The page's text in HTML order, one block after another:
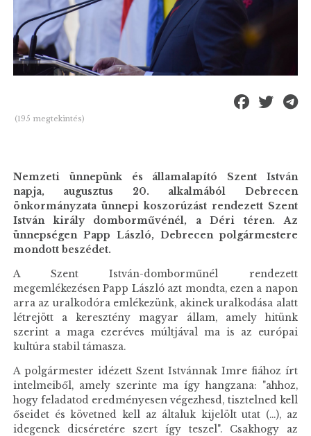
(195 megtekintés)
Nemzeti ünnepünk és államalapító Szent István
napja, augusztus 20. alkalmából Debrecen
önkormányzata ünnepi koszorúzást rendezett Szent
István király domborművénél, a Déri téren. Az
ünnepségen Papp László, Debrecen polgármestere
mondott beszédet.
A Szent István-domborműnél rendezett
megemlékezésen Papp László azt mondta, ezen a napon
arra az uralkodóra emlékezünk, akinek uralkodása alatt
létrejött a keresztény magyar állam, amely hitünk
szerint a maga ezeréves múltjával ma is az európai
kultúra stabil támasza.
A polgármester idézett Szent Istvánnak Imre fiához írt
intelmeiből, amely szerinte ma így hangzana: "ahhoz,
hogy feladatod eredményesen végezhesd, tisztelned kell
őseidet és követned kell az általuk kijelölt utat (...), az
idegenek dicséretére szert így teszel". Csakhogy az